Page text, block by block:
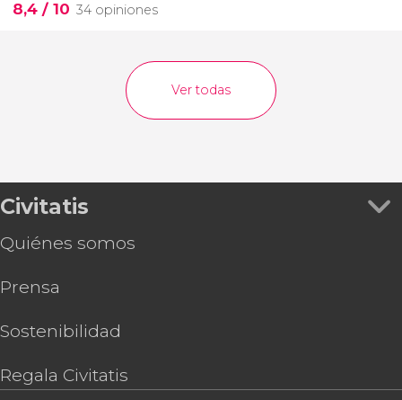
8,4 / 10 34 opiniones
Ver todas
Civitatis
Quiénes somos
Prensa
Sostenibilidad
Regala Civitatis